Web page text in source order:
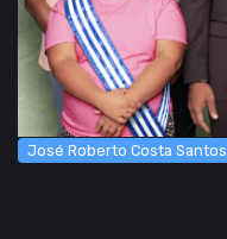
José Roberto Costa Santos